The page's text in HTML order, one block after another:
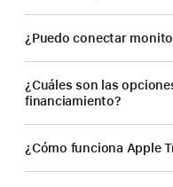
¿Puedo conectar
¿Cuáles son las
financiamiento?
¿Cómo funciona Apple